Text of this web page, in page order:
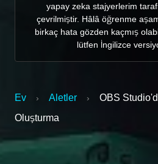
yapay zeka stajyerlerim
çevrilmiştir. Hâlâ öğrenme
birkaç hata gözden kaçmış
lütfen İngilizce
Ev › Aletler ›
OBS
Oluşturma